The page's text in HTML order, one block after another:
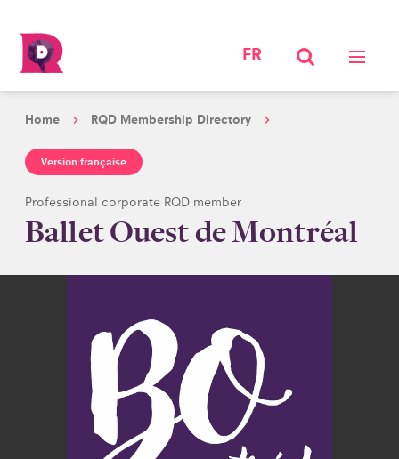
FR
Home RQD Membership Directory
Version française
Professional corporate RQD member
Ballet Ouest de Montréal